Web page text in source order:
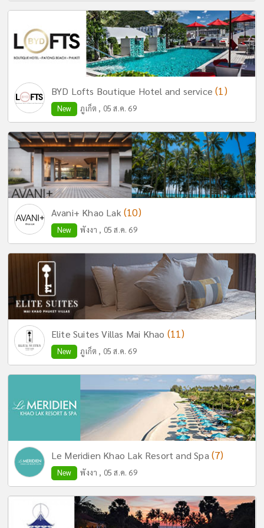
BYD Lofts Boutique Hotel and service(1)
New ภูเก็ต , 05 ส.ค. 69
Avani+ Khao Lak (10)
New พังงา , 05 ส.ค. 69
Elite Suites Villas Mai Khao (11)
New ภูเก็ต , 05 ส.ค. 69
Le Meridien Khao Lak Resort and Spa (7)
New พังงา , 05 ส.ค. 69